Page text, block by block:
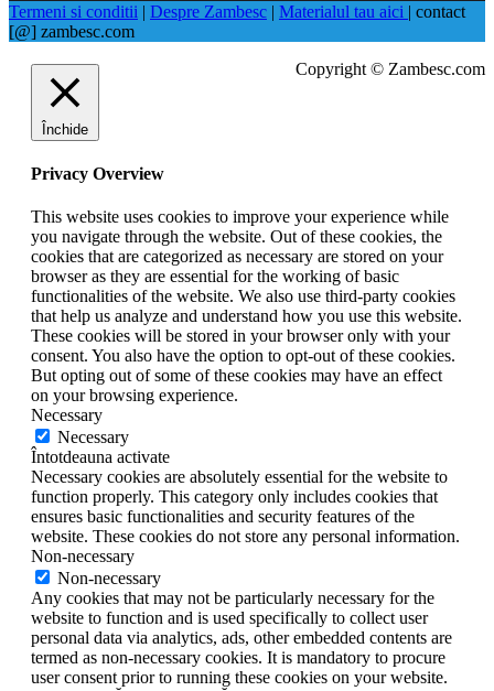
Termeni si conditii | Despre Zambesc | Materialul tau aici | contact
[@] zambesc.com
Copyright © Zambesc.com
Închide
Privacy Overview
This website uses cookies to improve your experience while
you navigate through the website. Out of these cookies, the
cookies that are categorized as necessary are stored on your
browser as they are essential for the working of basic
functionalities of the website. We also use third-party cookies
that help us analyze and understand how you use this website.
These cookies will be stored in your browser only with your
consent. You also have the option to opt-out of these cookies.
But opting out of some of these cookies may have an effect
on your browsing experience.
Necessary
Necessary
Întotdeauna activate
Necessary cookies are absolutely essential for the website to
function properly. This category only includes cookies that
ensures basic functionalities and security features of the
website. These cookies do not store any personal information.
Non-necessary
Non-necessary
Any cookies that may not be particularly necessary for the
website to function and is used specifically to collect user
personal data via analytics, ads, other embedded contents are
termed as non-necessary cookies. It is mandatory to procure
user consent prior to running these cookies on your website.